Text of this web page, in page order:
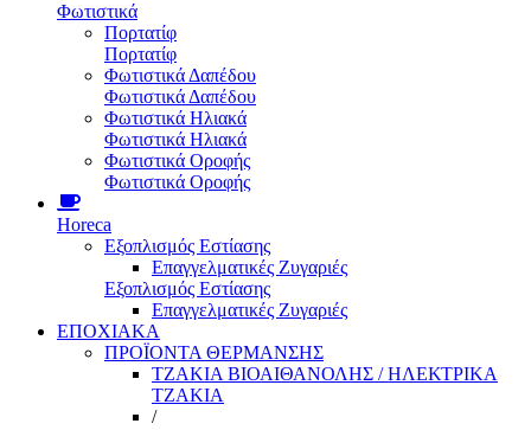
Φωτιστικά
Πορτατίφ
Πορτατίφ
Φωτιστικά Δαπέδου
Φωτιστικά Δαπέδου
Φωτιστικά Ηλιακά
Φωτιστικά Ηλιακά
Φωτιστικά Οροφής
Φωτιστικά Οροφής
Horeca
Εξοπλισμός Εστίασης
Επαγγελματικές Ζυγαριές
Εξοπλισμός Εστίασης
Επαγγελματικές Ζυγαριές
ΕΠΟΧΙΑΚΑ
ΠΡΟΪΟΝΤΑ ΘΕΡΜΑΝΣΗΣ
ΤΖΑΚΙΑ ΒΙΟΑΙΘΑΝΟΛΗΣ / ΗΛΕΚΤΡΙΚΑ
ΤΖΑΚΙΑ
/